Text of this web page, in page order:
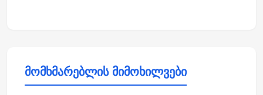
მომხმარებლის მიმოხილვები